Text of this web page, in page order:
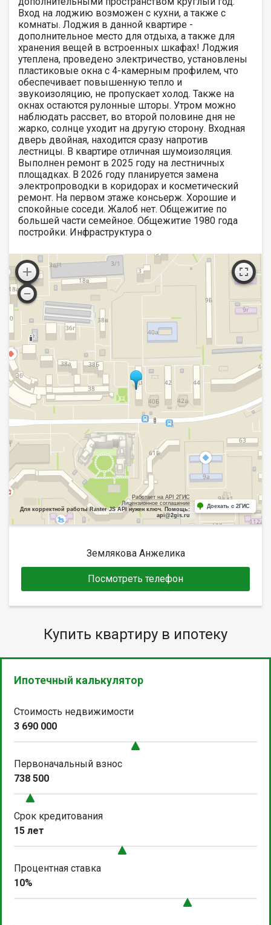
Вход на лоджию возможен с кухни, а также с
комнаты. Лоджия в данной квартире -
дополнительное место для отдыха, а также для
хранения вещей в встроенных шкафах! Лоджия
утеплена, проведено электричество, установлены
пластиковые окна с 4-камерным профилем, что
обеспечивает повышенную тепло и
звукоизоляцию, не пропускает холод. Также на
окнах остаются рулонные шторы. Утром можно
наблюдать рассвет, во второй половине дня не
жарко, солнце уходит на другую сторону. Входная
дверь двойная, находится сразу напротив
лестницы. В квартире отличная шумоизоляция.
Выполнен ремонт в 2025 году на лестничных
площадках. В 2026 году планируется замена
электропроводки в коридорах и косметический
ремонт. На первом этаже консьерж. Хорошие и
спокойные соседи. Жалоб нет. Общежитие по
большей части семейное. Общежитие 1980 года
постройки. Инфрacтруктура о
Работает на API 2ГИС
Лицензионное соглашение
Для корректной работы Raster JS API нужен ключ. Помощь:
api@2gis.ru
Доехать с 2ГИС
Землякова Анжелика
Посмотреть телефон
Купить квартиру в ипотеку
Ипотечный калькулятор
Стоимость недвижимости
3 690 000
Первоначальный взнос
738 500
Срок кредитования
15 лет
Процентная ставка
10%